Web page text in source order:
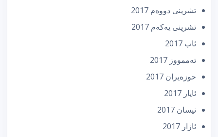
تشرینی دووه‌م 2017
تشرینی یه‌كه‌م 2017
ئاب 2017
تەممووز 2017
حوزه‌یران 2017
ئایار 2017
نیسان 2017
ئازار 2017